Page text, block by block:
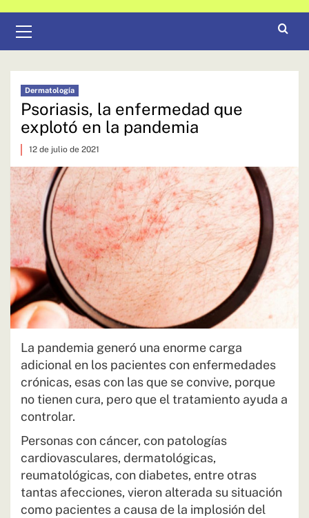
primario
Dermatología
Psoriasis, la enfermedad que
explotó en la pandemia
12 de julio de 2021
La pandemia generó una enorme carga
adicional en los pacientes con enfermedades
crónicas, esas con las que se convive, porque
no tienen cura, pero que el tratamiento ayuda a
controlar.
Personas con cáncer, con patologías
cardiovasculares, dermatológicas,
reumatológicas, con diabetes, entre otras
tantas afecciones, vieron alterada su situación
como pacientes a causa de la implosión del